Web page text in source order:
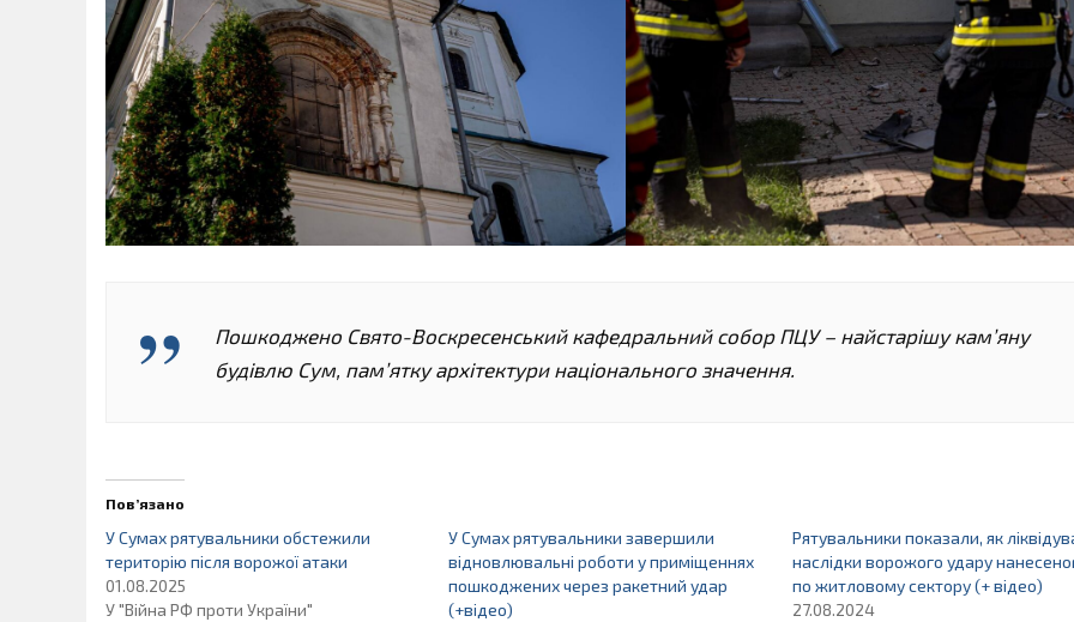
Пошкоджено Свято-Воскресенський кафедральний собор ПЦУ – найстарішу кам’яну
будівлю Сум, пам’ятку архітектури національного значення.
Пов’язано
У Сумах рятувальники обстежили
територію після ворожої атаки
01.08.2025
У "Війна РФ проти України"
У Сумах рятувальники завершили
відновлювальні роботи у приміщеннях
пошкоджених через ракетний удар
(+відео)
Рятувальники показали, як
наслідки ворожого удару
по житловому сектору (+ відео)
27.08.2024